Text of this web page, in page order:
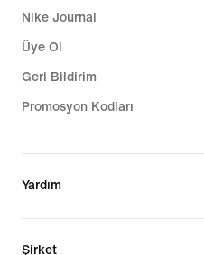
Nike Journal
Üye Ol
Geri Bildirim
Promosyon Kodları
Yardım
Şirket